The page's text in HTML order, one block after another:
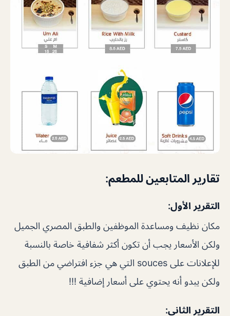
تقارير المتابعين للمطعم:
التقرير الأول:
مكان نظيف ومساعدة الموظفين والطبق المصري الجميل
ولكن الأسعار يجب أن تكون أكثر شفافية خاصة بالنسبة
للإعلانات على souces التي هي جزء افتراضي من الطبق
ولكن يبدو أنه يحتوي على أسعار إضافية !!!
التقرير الثاني: